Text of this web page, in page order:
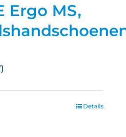
Ergo MS,
Details